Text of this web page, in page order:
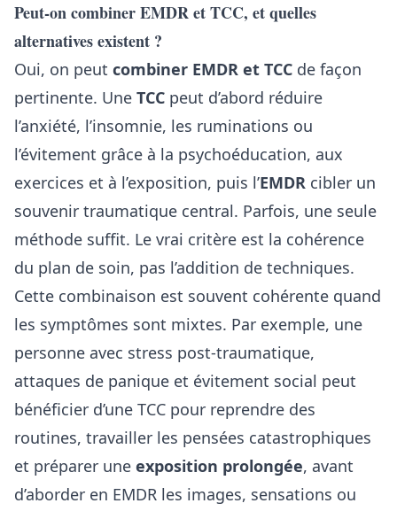
Peut-on combiner EMDR et TCC, et quelles
alternatives existent ?
Oui, on peut combiner EMDR et TCC de façon
pertinente. Une TCC peut d’abord réduire
l’anxiété, l’insomnie, les ruminations ou
l’évitement grâce à la psychoéducation, aux
exercices et à l’exposition, puis l’EMDR cibler un
souvenir traumatique central. Parfois, une seule
méthode suffit. Le vrai critère est la cohérence
du plan de soin, pas l’addition de techniques.
Cette combinaison est souvent cohérente quand
les symptômes sont mixtes. Par exemple, une
personne avec stress post-traumatique,
attaques de panique et évitement social peut
bénéficier d’une TCC pour reprendre des
routines, travailler les pensées catastrophiques
et préparer une exposition prolongée, avant
d’aborder en EMDR les images, sensations ou